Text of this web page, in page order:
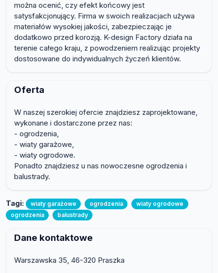
można ocenić, czy efekt końcowy jest
satysfakcjonujący. Firma w swoich realizacjach używa
materiałów wysokiej jakości, zabezpieczając je
dodatkowo przed korozją. K-design Factory działa na
terenie całego kraju, z powodzeniem realizując projekty
dostosowane do indywidualnych życzeń klientów.
Oferta
W naszej szerokiej ofercie znajdziesz zaprojektowane,
wykonane i dostarczone przez nas:
- ogrodzenia,
- wiaty garażowe,
- wiaty ogrodowe.
Ponadto znajdziesz u nas nowoczesne ogrodzenia i
balustrady.
Tagi: wiaty garażowe ogrodzenia
wiaty ogrodowe
ogrodzenia
balustrady
Dane kontaktowe
Warszawska 35, 46-320 Praszka